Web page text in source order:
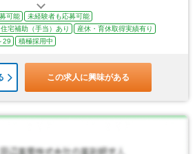
可能
未経験者も応募可能
住宅補助（手当）あり
産休・育休取得実績有り
29 積極採用中
この求人に興味がある